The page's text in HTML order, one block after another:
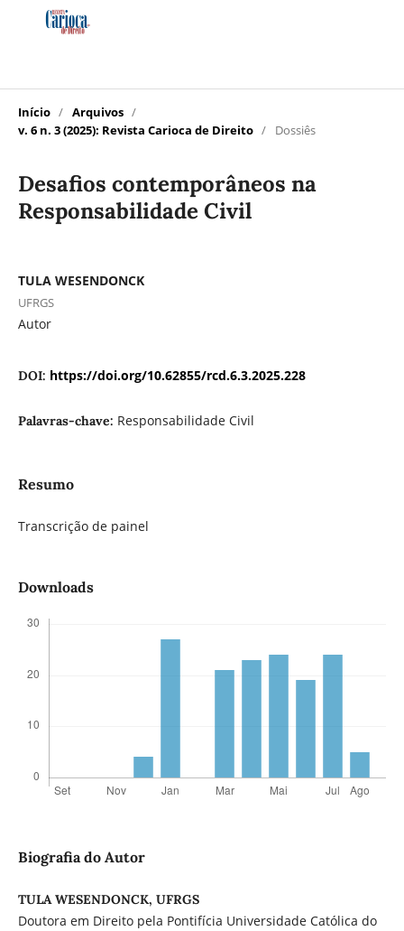
Início / Arquivos /
v. 6 n. 3 (2025): Revista Carioca de Direito / Dossiês
Desafios contemporâneos na
Responsabilidade Civil
TULA WESENDONCK
UFRGS
Autor
DOI: https://doi.org/10.62855/rcd.6.3.2025.228
Palavras-chave: Responsabilidade Civil
Resumo
Transcrição de painel
Downloads
Biografia do Autor
TULA WESENDONCK, UFRGS
Doutora em Direito pela Pontifícia Universidade Católica do